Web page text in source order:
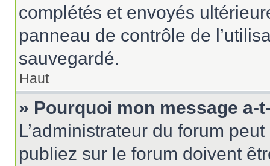
complétés et envoyés
panneau de contrôle de
sauvegardé.
Haut
» Pourquoi mon message a-
L’administrateur du forum
publiez sur le forum doivent